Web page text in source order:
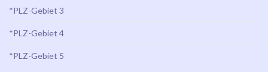
*PLZ-Gebiet 3
*PLZ-Gebiet 4
*PLZ-Gebiet 5